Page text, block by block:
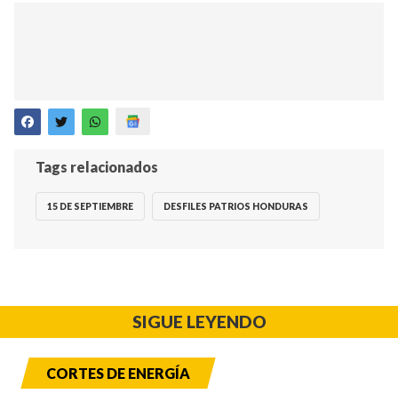
Tags relacionados
15 DE SEPTIEMBRE DESFILES PATRIOS HONDURAS
SIGUE LEYENDO
CORTES DE ENERGÍA